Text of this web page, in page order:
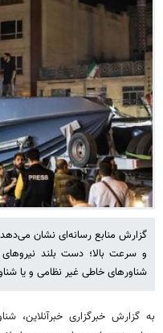
و سرعت بالا؛ دست بلند
شناورهای خاطی غیر نظامی و یا
به گزارش خبرگزاری خبرآنلاین،